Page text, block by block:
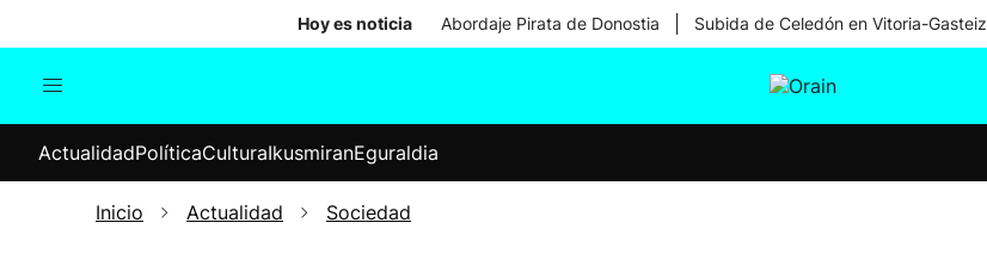
Hoy es noticia Abordaje Pirata de Donostia Subida de Celedón en Vitoria-Gasteiz
Internacional
Elecciones
ActualidadPolíticaCulturaIkusmiranEguraldia
Inicio Actualidad Sociedad